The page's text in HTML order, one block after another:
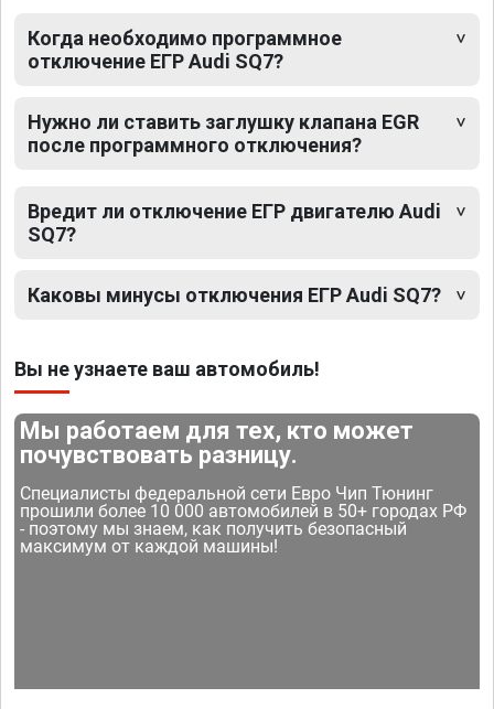
Когда необходимо программное
отключение ЕГР Audi SQ7?
Нужно ли ставить заглушку клапана EGR
после программного отключения?
Вредит ли отключение ЕГР двигателю Audi
SQ7?
Каковы минусы отключения ЕГР Audi SQ7?
Вы не узнаете ваш автомобиль!
Мы работаем для тех, кто может
почувствовать разницу.
Специалисты федеральной сети Евро Чип Тюнинг
прошили более 10 000 автомобилей в 50+ городах РФ
- поэтому мы знаем, как получить безопасный
максимум от каждой машины!